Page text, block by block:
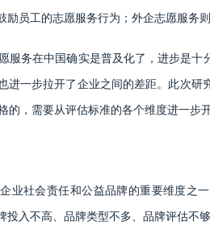
员工的志愿服务行为；外企志愿服务
服务在中国确实是普及化了，进步是
进一步拉开了企业之间的差距。此次研
，需要从评估标准的各个维度进一步开
业社会责任和公益品牌的重要维度之
入不高、品牌类型不多、品牌评估不够